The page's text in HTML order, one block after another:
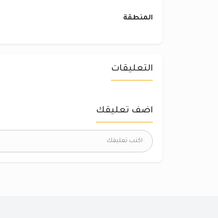
المنطقة
التعليقات
اضف تعليقك